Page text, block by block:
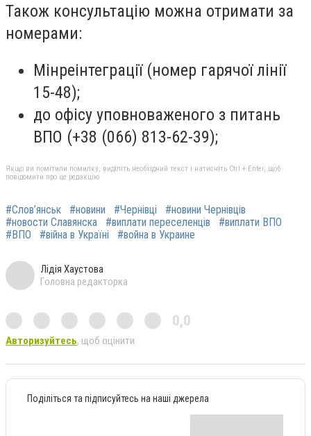
Також консультацію можна отримати за
номерами:
Мінреінтеграції (номер гарячої лінії
15-48);
до офісу уповноваженого з питань
ВПО (+38 (066) 813-62-39);
Якщо ви помітили помилку, виділіть необхідний текст і натисніть Ctrl + Enter, щоб
повідомити про це редакцію
#Слов’янськ #новини #Чернівці
#новини Чернівців
#новости Славянска
#виплати переселенців
#виплати ВПО
#ВПО
#війна в Україні #война в Украине
Лідія Хаустова
Головна редакторка
0,0
Авторизуйтесь, щоб оцінити
Поділіться та підписуйтесь на наші джерела